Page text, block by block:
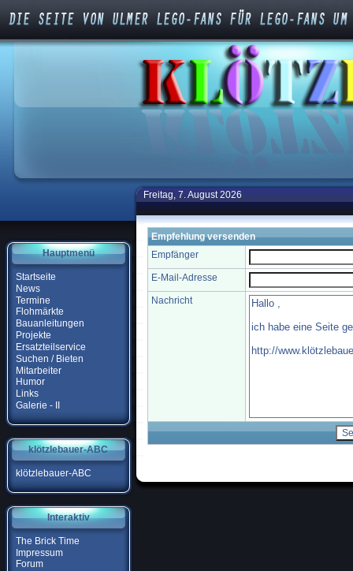
Hauptmenü
Startseite
News
Termine
Flohmärkte
Bauanleitungen
Projekte
Ersatzteilservice
Suchen / Bieten
Mitarbeiter
Humor
Links
Galerie - II
klötzlebauer-ABC
klötzlebauer-ABC
Interaktiv
The Brick Time
Impressum
Forum
Freitag, 7. August 2026
Empfehlung versenden
Empfänger
E-Mail-Adresse
Nachricht